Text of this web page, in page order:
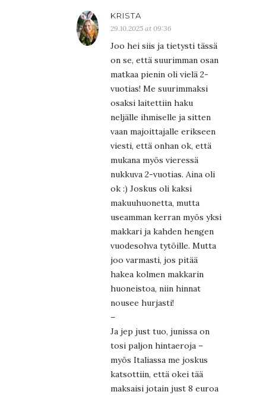
KRISTA
29.10.2025 at 09:36
Joo hei siis ja tietysti tässä
on se, että suurimman osan
matkaa pienin oli vielä 2-
vuotias! Me suurimmaksi
osaksi laitettiin haku
neljälle ihmiselle ja sitten
vaan majoittajalle erikseen
viesti, että onhan ok, että
mukana myös vieressä
nukkuva 2-vuotias. Aina oli
ok :) Joskus oli kaksi
makuuhuonetta, mutta
useamman kerran myös yksi
makkari ja kahden hengen
vuodesohva tytöille. Mutta
joo varmasti, jos pitää
hakea kolmen makkarin
huoneistoa, niin hinnat
nousee hurjasti!
–
Ja jep just tuo, junissa on
tosi paljon hintaeroja –
myös Italiassa me joskus
katsottiin, että okei tää
maksaisi jotain just 8 euroa